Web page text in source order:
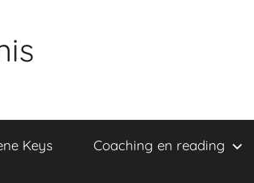
Keys Coaching en reading